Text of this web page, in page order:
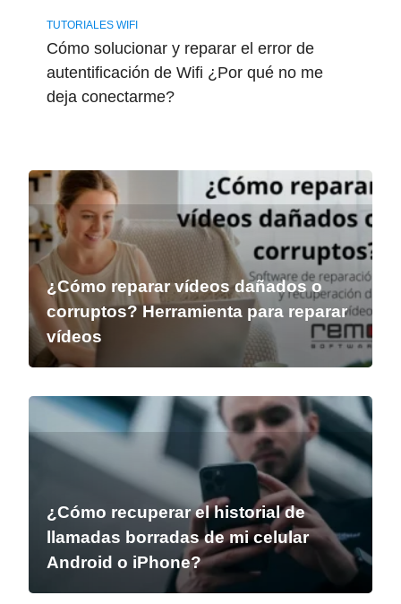
TUTORIALES WIFI
Cómo solucionar y reparar el error de
autentificación de Wifi ¿Por qué no me
deja conectarme?
¿Cómo reparar vídeos dañados o
corruptos? Herramienta para reparar
vídeos
¿Cómo recuperar el historial de
llamadas borradas de mi celular
Android o iPhone?